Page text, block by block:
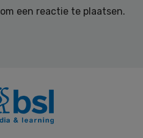
om een reactie te plaatsen.